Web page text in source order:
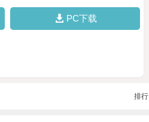
PC下载
排行